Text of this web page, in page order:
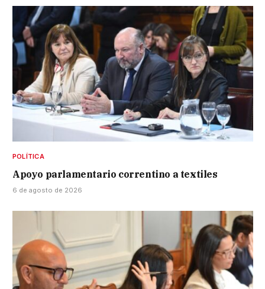
POLÍTICA
Apoyo parlamentario correntino a textiles
6 de agosto de 2026